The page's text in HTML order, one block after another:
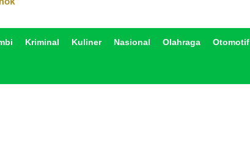
Kriminal Kuliner Nasional Olahraga Otomotif